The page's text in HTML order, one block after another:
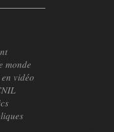
monde
vidéo